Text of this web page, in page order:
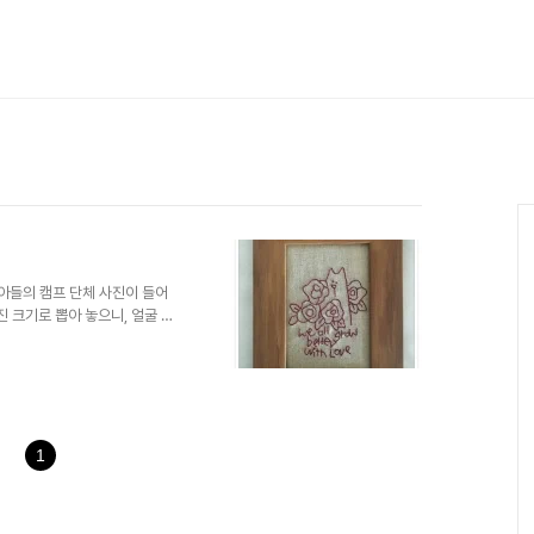
들의 캠프 단체 사진이 들어
크기로 뽑아 놓으니, 얼굴 찾
나니 액자만 덩그러니 남아
1